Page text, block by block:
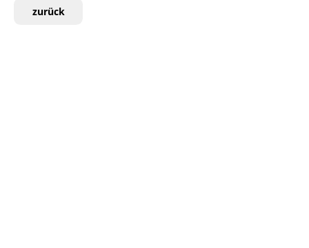
zurück